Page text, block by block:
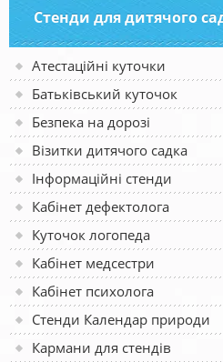
Стенди для дитячого
Атестаційні куточки
Батьківський куточок
Безпека на дорозі
Візитки дитячого садка
Інформаційні стенди
Кабінет дефектолога
Куточок логопеда
Кабінет медсестри
Кабінет психолога
Стенди Календар природи
Кармани для стендів